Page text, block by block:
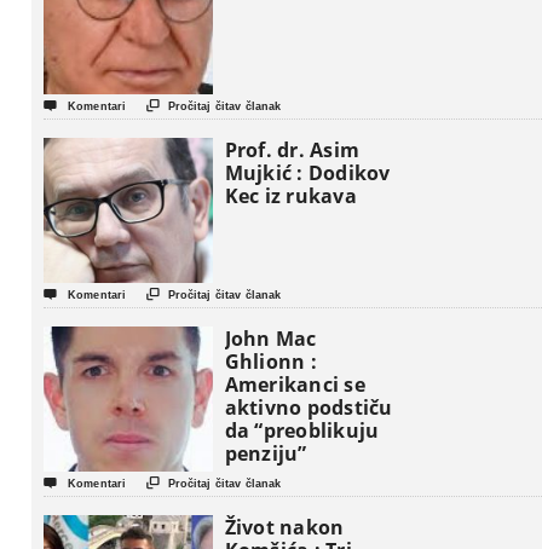
 Komentari  Pročitaj čitav članak
Prof. dr. Asim
Mujkić : Dodikov
Kec iz rukava
 Komentari  Pročitaj čitav članak
John Mac
Ghlionn :
Amerikanci se
aktivno podstiču
da “preoblikuju
penziju”
 Komentari  Pročitaj čitav članak
Život nakon